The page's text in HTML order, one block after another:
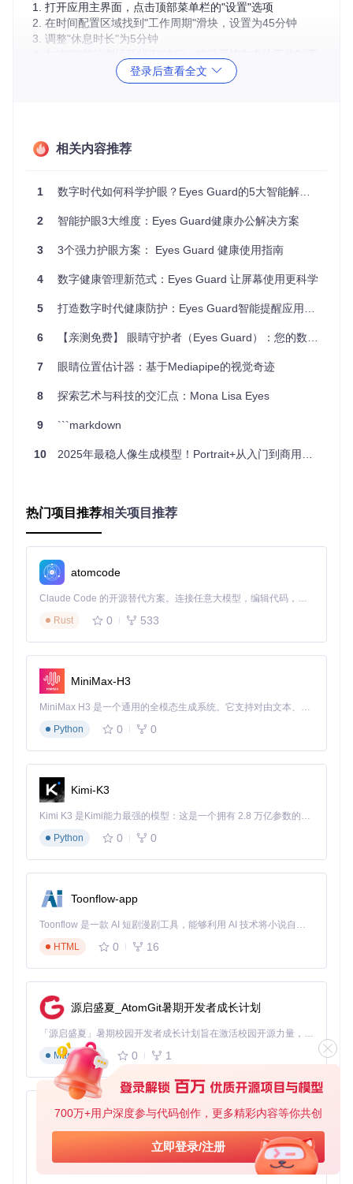
700万+用户深度参与代码创作，更多精彩内容等你共创
立即登录/注册
打开应用主界面，点击顶部菜单栏的"设置"选项
在时间配置区域找到"工作周期"滑块，设置为45分钟
调整"休息时长"为5分钟
学生党专用：课程适配的休息计划
痛点描述：上网课或写作业时，常因沉浸学习忘记休息，导致
功能原理：通过自定义休息间隔与课程表同步，在课间自动提
醒休息，同时提供护眼知识小贴士。
设置步骤：
进入设置界面，选择"高级配置"
点击"添加自定义计划"，命名为"学习模式"
设置工作时间为40分钟，休息时间10分钟（匹配课间休
启用"休息期间显示护眼知识"选项
使用场景
工作时长 休息时长
特殊设置
办公编程
45分钟 5分钟
智能活跃检测
痛点描述：会议或演示时突然弹出休息提醒，影响工作节奏。
功能原理：通过系统托盘菜单提供快速操作入口，无需打开主
界面即可暂停/恢复保护功能。
设置步骤：
查看Windows任务栏右侧的Eyes Guard图标
右键点击图标打开快捷菜单
重要提示
：暂停保护后记得手动恢复，建议使用"临时禁用
30分钟"功能代替完全关闭
alt: 护眼应用托盘菜单展示快速操作选项
个性化设置：打造专属护眼方案
人习惯定制保护策略。
设置步骤
选择提醒类型：全屏提醒/弹窗提醒/仅声音提醒
调整提醒音效和显示时长
配置休息页面背景（推荐自然风景图片）
alt: 护眼应用设置界面展示时间配置和提醒选项
"作为程序员，我每天面对屏幕10小时以上。使用Eyes Gu
ard三个月后，干眼症症状明显减轻，现在已经养成了定时
休息的习惯。" —— 张工，软件工程师
"给孩子设置了学习模式后，他不再长时间盯着屏幕，休息
提醒成了我们家的'护眼闹钟'。" —— 李女士，学生家长
护眼知识小课堂：屏幕使用的黄金法则
20-20-20法则：每工作20分钟，看20英尺（约6米）外的物
体20秒，有效缓解睫状肌疲劳
45/15工作法：45分钟专注工作后，进行15分钟完全休息，
登录后查看全文
相关内容推荐
1 数字时代如何科学护眼？Eyes Guard的5大智能解决方案
2 智能护眼3大维度：Eyes Guard健康办公解决方案
3 3个强力护眼方案： Eyes Guard 健康使用指南
4 数字健康管理新范式：Eyes Guard 让屏幕使用更科学
5 打造数字时代健康防护：Eyes Guard智能提醒应用全攻略
6 【亲测免费】 眼睛守护者（Eyes Guard）：您的数字健康伴侣
7 眼睛位置估计器：基于Mediapipe的视觉奇迹
8 探索艺术与科技的交汇点：Mona Lisa Eyes
9 ```markdown
10 2025年最稳人像生成模型！Portrait+从入门到商用全攻略：解决90%用户崩溃的5大痛点
热门项目推荐相关项目推荐
atomcode
Claude Code 的开源替代方案。连接任意大模型，编辑代码，运行命令，自动验证 — 全自动执行。用 Rust 构建，极致性能。 ｜ An open-source alternative to Claude Code. Connect any LLM, edit code, run commands, and verify changes — autonomously. Built in Rust for speed. Get Started
Rust
0 533
MiniMax-H3
MiniMax H3 是一个通用的全模态生成系统。它支持对由文本、图像、视频和音频组成的多模态上下文进行统一理解，并能生成分辨率高达 2K、时长可达 15 秒的带原生立体声音频的视频。得益于面向任务泛化的系统设计，H3 在预训练阶段就已具备广泛的多模态上下文理解与生成能力，能够出色地执行复杂的多模态指令。
Python
0 0
Kimi-K3
Kimi K3 是Kimi能力最强的模型：这是一个拥有 2.8 万亿参数的混合专家（MoE）模型，具备原生视觉理解能力，并支持 100 万 token 的上下文窗口。
Python
0 0
Toonflow-app
Toonflow 是一款 AI 短剧漫剧工具，能够利用 AI 技术将小说自动转化为剧本，并结合 AI 生成的图片和视频，实现高效的短剧创作。借助 Toonflow，可以轻松完成从文字到影像的全流程，让短剧制作变得更加智能与便捷。
HTML
0 16
源启盛夏_AtomGit暑期开发者成长计划
「源启盛夏」暑期校园开发者成长计划旨在激活校园开源力量，通过积分激励、认证扶持、资源倾斜等形式，引导高校组织和开发者完成「入驻 — 建项目 — 做贡献 — 获认证 — 得资源」的完整闭环。无论你是想带领社团入驻平台的组织者，还是希望用代码贡献证明自己的开发者，都能在这里找到属于你的成长路径。
Markdown
0 1
AionUi
免费、本地、开源的 24/7 全天候 Cowork 应用，以及适用于 Gemini CLI、Claude Code、Codex、OpenCode、Qwen Code、Goose CLI、Auggie 等的 OpenClaw | 🌟 喜欢就点star吧
TypeScript
0 6